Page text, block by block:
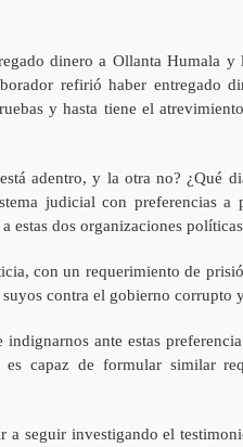
dinero a Ollanta Humala y
refirió haber entregado
y hasta tiene el
adentro, y la otra no? ¿Qué
judicial con preferencias
estas dos organizaciones
con un requerimiento de
contra el gobierno
ante estas
capaz de formular similar
seguir investigando el